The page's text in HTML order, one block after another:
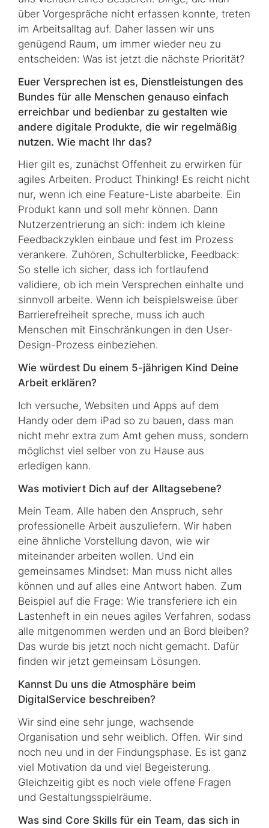
über Vorgespräche nicht erfassen konnte, treten
im Arbeitsalltag auf. Daher lassen wir uns
genügend Raum, um immer wieder neu zu
entscheiden: Was ist jetzt die nächste Priorität?
Euer Versprechen ist es, Dienstleistungen des
Bundes für alle Menschen genauso einfach
erreichbar und bedienbar zu gestalten wie
andere digitale Produkte, die wir regelmäßig
nutzen. Wie macht Ihr das?
Hier gilt es, zunächst Offenheit zu erwirken für
agiles Arbeiten. Product Thinking! Es reicht nicht
nur, wenn ich eine Feature-Liste abarbeite. Ein
Produkt kann und soll mehr können. Dann
Nutzerzentrierung an sich: indem ich kleine
Feedbackzyklen einbaue und fest im Prozess
verankere. Zuhören, Schulterblicke, Feedback:
So stelle ich sicher, dass ich fortlaufend
validiere, ob ich mein Versprechen einhalte und
sinnvoll arbeite. Wenn ich beispielsweise über
Barrierefreiheit spreche, muss ich auch
Menschen mit Einschränkungen in den User-
Design-Prozess einbeziehen.
Wie würdest Du einem 5-jährigen Kind Deine
Arbeit erklären?
Ich versuche, Websiten und Apps auf dem
Handy oder dem iPad so zu bauen, dass man
nicht mehr extra zum Amt gehen muss, sondern
möglichst viel selber von zu Hause aus
erledigen kann.
Was motiviert Dich auf der Alltagsebene?
Mein Team. Alle haben den Anspruch, sehr
professionelle Arbeit auszuliefern. Wir haben
eine ähnliche Vorstellung davon, wie wir
miteinander arbeiten wollen. Und ein
gemeinsames Mindset: Man muss nicht alles
können und auf alles eine Antwort haben. Zum
Beispiel auf die Frage: Wie transferiere ich ein
Lastenheft in ein neues agiles Verfahren, sodass
alle mitgenommen werden und an Bord bleiben?
Das wurde bis jetzt noch nicht gemacht. Dafür
finden wir jetzt gemeinsam Lösungen.
Kannst Du uns die Atmosphäre beim
DigitalService beschreiben?
Wir sind eine sehr junge, wachsende
Organisation und sehr weiblich. Offen. Wir sind
noch neu und in der Findungsphase. Es ist ganz
viel Motivation da und viel Begeisterung.
Gleichzeitig gibt es noch viele offene Fragen
und Gestaltungsspielräume.
Was sind Core Skills für ein Team, das sich in